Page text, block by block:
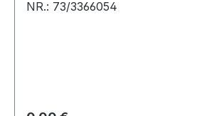
NR.: 73/3366054